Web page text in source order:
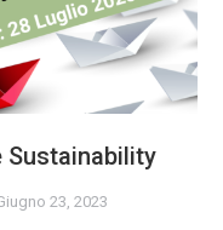
Sustainability
23, 2023